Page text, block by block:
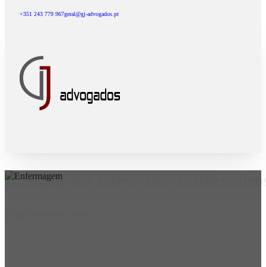
+351 243 779 967geral@gj-advogados.pt
Ilicitude da Greve dos